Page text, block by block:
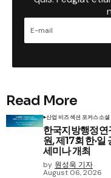
Read More
산업 비즈섹션 포커스소셜
한국지방행정연
원, 제17회 한·일
세미나 개최
by 원성욱 기자
August 06, 2026